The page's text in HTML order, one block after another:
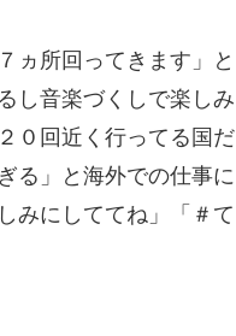
ヵ所回ってきます」と
し音楽づくしで楽しみ
０回近く行ってる国だ
る」と海外での仕事に
みにしててね」「＃て